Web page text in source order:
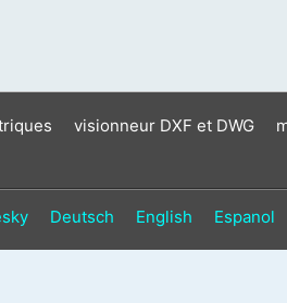
visionneur DXF et DWG
Deutsch English Espanol